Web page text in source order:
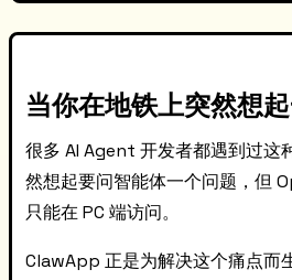
当你在地铁上突然想
很多 AI Agent 开发者都遇到过这
然想起要问智能体一个问题，但
只能在 PC 端访问。
ClawApp 正是为解决这个痛点